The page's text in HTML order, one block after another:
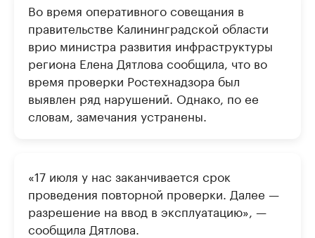
Во время оперативного совещания в
правительстве Калининградской области
врио министра развития инфраструктуры
региона Елена Дятлова сообщила, что во
время проверки Ростехнадзора был
выявлен ряд нарушений. Однако, по ее
словам, замечания устранены.
«17 июля у нас заканчивается срок
проведения повторной проверки. Далее —
разрешение на ввод в эксплуатацию», —
сообщила Дятлова.